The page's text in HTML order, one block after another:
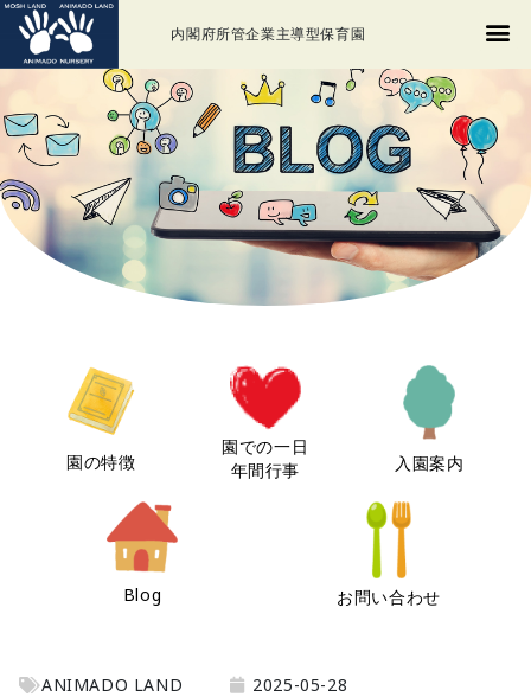
内閣府所管企業主導型保育園
園の特徴
園での一日
年間行事
入園案内
Blog お問い合わせ
ANIMADO LAND 2025-05-28